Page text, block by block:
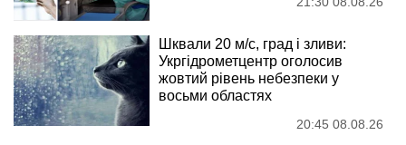
Шквали 20 м/с, град і зливи:
Укргідрометцентр оголосив
жовтий рівень небезпеки у
восьми областях
20:45 08.08.26